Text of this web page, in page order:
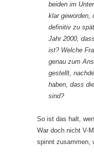
beiden im
klar geworden,
definitiv zu
Jahr 2000,
ist? Welche
genau zum
gestellt,
haben, dass
sind?
So ist das halt,
War doch nicht V-
spinnt zusammen,